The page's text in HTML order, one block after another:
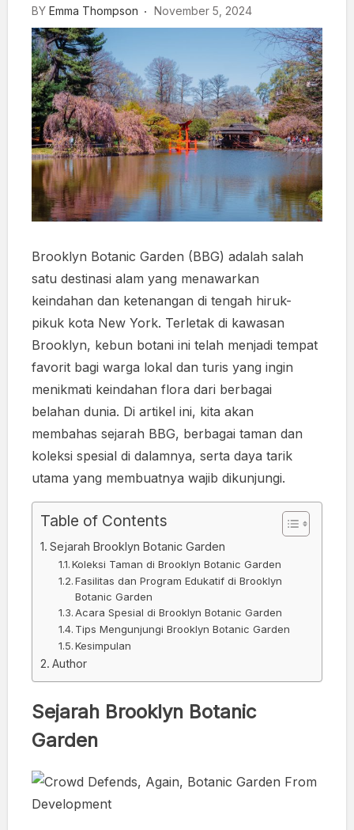
BY Emma Thompson November 5, 2024
Brooklyn Botanic Garden (BBG) adalah salah
satu destinasi alam yang menawarkan
keindahan dan ketenangan di tengah hiruk-
pikuk kota New York. Terletak di kawasan
Brooklyn, kebun botani ini telah menjadi tempat
favorit bagi warga lokal dan turis yang ingin
menikmati keindahan flora dari berbagai
belahan dunia. Di artikel ini, kita akan
membahas sejarah BBG, berbagai taman dan
koleksi spesial di dalamnya, serta daya tarik
utama yang membuatnya wajib dikunjungi.
Table of Contents
Sejarah Brooklyn Botanic Garden
Koleksi Taman di Brooklyn Botanic Garden
Fasilitas dan Program Edukatif di Brooklyn
Botanic Garden
Acara Spesial di Brooklyn Botanic Garden
Tips Mengunjungi Brooklyn Botanic Garden
Kesimpulan
Author
Sejarah Brooklyn Botanic
Garden